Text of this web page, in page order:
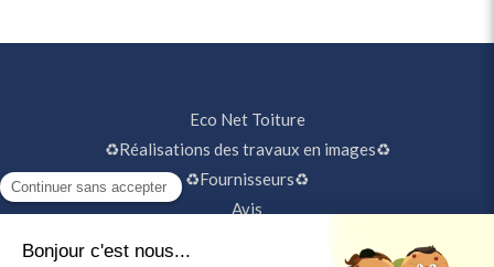
Eco Net Toiture
♻️Réalisations des travaux en images♻️
♻️Fournisseurs♻️
Avis